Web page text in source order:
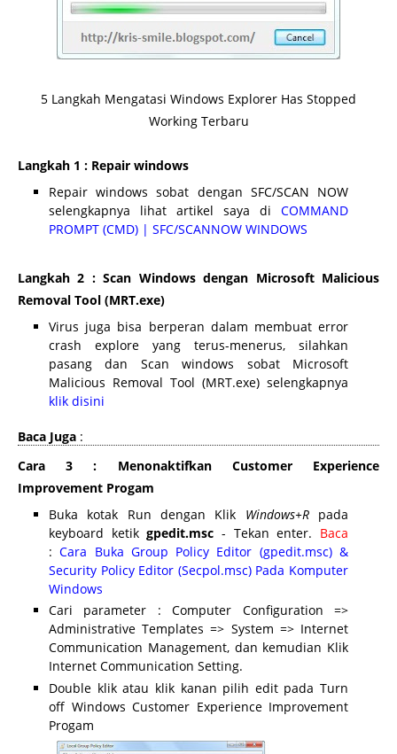
5 Langkah Mengatasi Windows Explorer Has Stopped
Working Terbaru
Langkah 1 : Repair windows
Repair windows sobat dengan SFC/SCAN NOW
selengkapnya lihat artikel saya di COMMAND
PROMPT (CMD) | SFC/SCANNOW WINDOWS
Langkah 2 : Scan Windows dengan Microsoft Malicious
Removal Tool (MRT.exe)
Virus juga bisa berperan dalam membuat error
crash explore yang terus-menerus, silahkan
pasang dan Scan windows sobat Microsoft
Malicious Removal Tool (MRT.exe) selengkapnya
klik disini
Baca Juga :
Cara 3 : Menonaktifkan Customer Experience
Improvement Progam
Buka kotak Run dengan Klik Windows+Rpada
keyboard ketikgpedit.msc - Tekan enter. Baca
:Cara Buka Group Policy Editor (gpedit.msc) &
Security Policy Editor (Secpol.msc) Pada Komputer
Windows
Cari parameter : Computer Configuration =>
Administrative Templates => System => Internet
Communication Management, dan kemudian Klik
Internet Communication Setting.
Double klik atau klik kanan pilih edit pada Turn
off Windows Customer Experience Improvement
Progam